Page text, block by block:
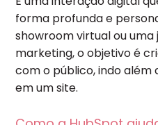
forma profunda e
showroom virtual ou
marketing, o objetivo é
com o público, indo além
em um site.